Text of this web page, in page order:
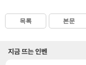
목록 본문
지금 뜨는 인벤